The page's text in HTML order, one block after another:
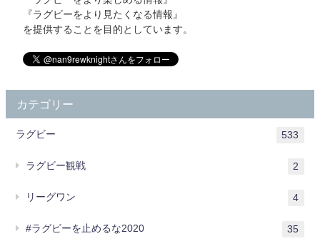
『ラグビーをより見たくなる情報』
を提供することを目的としています。
カテゴリー
ラグビー 533
ラグビー観戦 2
リーグワン 4
#ラグビーを止めるな2020 35